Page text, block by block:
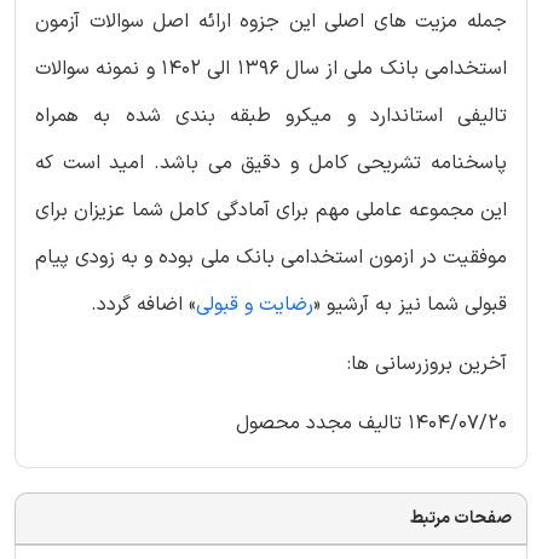
جمله مزیت های اصلی این جزوه ارائه اصل سوالات آزمون
استخدامی بانک ملی از سال 1396 الی 1402 و نمونه سوالات
تالیفی استاندارد و میکرو طبقه بندی شده به همراه
پاسخنامه تشریحی کامل و دقیق می باشد. امید است که
این مجموعه عاملی مهم برای آمادگی کامل شما عزیزان برای
موفقیت در ازمون استخدامی بانک ملی بوده و به زودی پیام
قبولی شما نیز به آرشیو «رضایت و قبولی» اضافه گردد.
آخرین بروزرسانی ها:
1404/07/20 تالیف مجدد محصول
صفحات مرتبط